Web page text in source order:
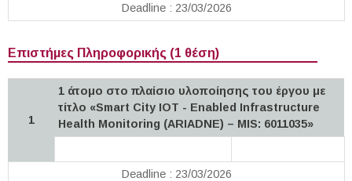
Deadline : 23/03/2026
Επιστήμες Πληροφορικής (1 θέση)
1
1 άτομο στο πλαίσιο υλοποίησης του έργου με
τίτλο «Smart City IOT - Enabled Infrastructure
Health Monitoring (ARIADNE) – MIS: 6011035»
Deadline : 23/03/2026